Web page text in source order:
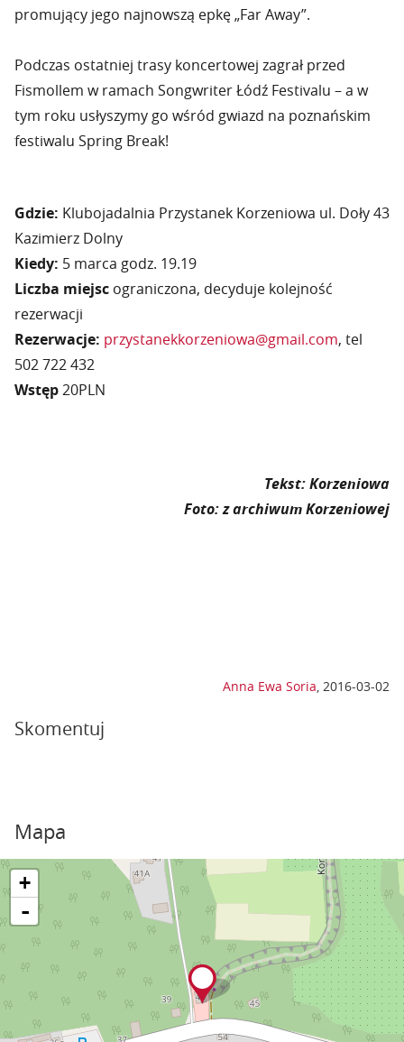
promujący jego najnowszą epkę „Far Away”.
Podczas ostatniej trasy koncertowej zagrał przed
Fismollem w ramach Songwriter Łódź Festivalu – a w
tym roku usłyszymy go wśród gwiazd na poznańskim
festiwalu Spring Break!
Gdzie: Klubojadalnia Przystanek Korzeniowa ul. Doły 43
Kazimierz Dolny
Kiedy: 5 marca godz. 19.19
Liczba miejsc ograniczona, decyduje kolejność
rezerwacji
Rezerwacje: przystanekkorzeniowa@gmail.com, tel
502 722 432
Wstęp20PLN
Tekst: Korzeniowa
Foto: z archiwum Korzeniowej
Anna Ewa Soria, 2016-03-02
Skomentuj
Mapa
+
-